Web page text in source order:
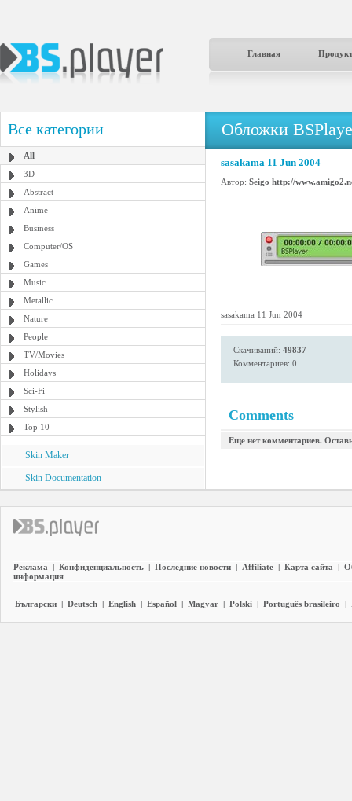
Главная
Все категории
All
3D
Abstract
Anime
Business
Computer/OS
Games
Music
Metallic
Nature
People
TV/Movies
Holidays
Sci-Fi
Stylish
Top 10
Skin Maker
Skin Documentation
Обложки
sasakama 11 Jun 2004
Автор: Seigo http://
sasakama 11 Jun 2004
Скачиваний: 49837
Комментариев: 0
Comments
Еще нет комментариев.
Реклама | Конфиденциальность | Последние новости | Affiliate | Карта сайта |
информация
Български | Deutsch | English | Español | Magyar | Polski | Português brasileiro |